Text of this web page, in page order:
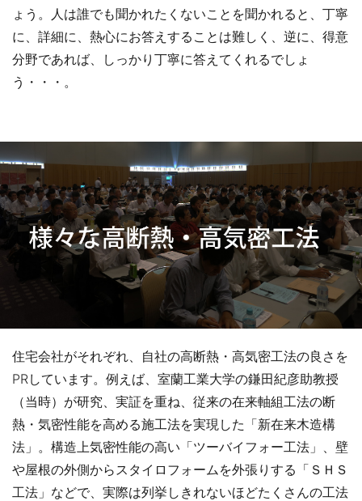
ょう。人は誰でも聞かれたくないことを聞かれると、丁寧
に、詳細に、熱心にお答えすることは難しく、逆に、得意
分野であれば、しっかり丁寧に答えてくれるでしょ
う・・・。
住宅会社がそれぞれ、自社の高断熱・高気密工法の良さを
PRしています。例えば、室蘭工業大学の鎌田紀彦助教授
（当時）が研究、実証を重ね、従来の在来軸組工法の断
熱・気密性能を高める施工法を実現した「新在来木造構
法」。構造上気密性能の高い「ツーバイフォー工法」、壁
や屋根の外側からスタイロフォームを外張りする「ＳＨＳ
工法」などで、実際は列挙しきれないほどたくさんの工法